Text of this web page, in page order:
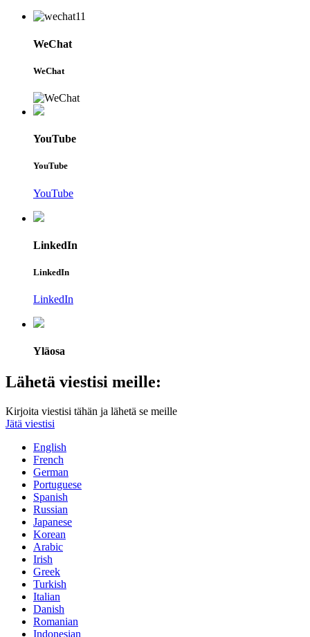
WeChat
WeChat
YouTube
YouTube
YouTube
LinkedIn
LinkedIn
LinkedIn
Yläosa
Lähetä viestisi meille:
Kirjoita viestisi tähän ja lähetä se meille
Jätä viestisi
English
French
German
Portuguese
Spanish
Russian
Japanese
Korean
Arabic
Irish
Greek
Turkish
Italian
Danish
Romanian
Indonesian